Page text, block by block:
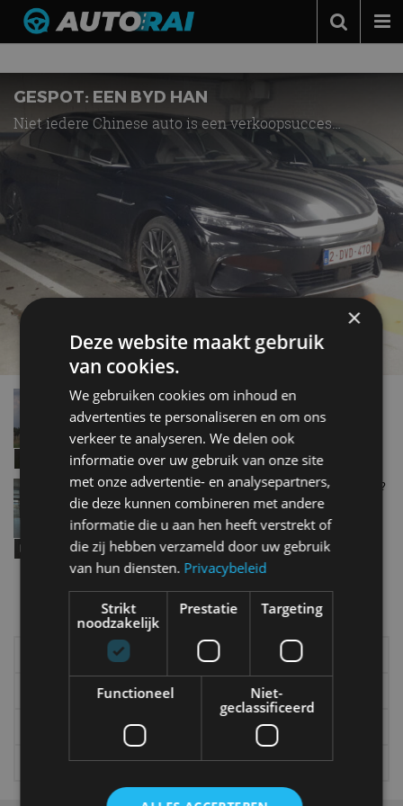
Podcast
Autotests
Automerken
Adverteren
Contact
MotorRAI.nl
Nieuws over
GESPOT: EEN BYD HAN
Niet iedere Chinese auto is een verkoopsucces…
Review – BYD Han (2023) – Deze draak van een
auto zit steengoed in elkaar, maar mist één ding
jul 2023
Walkaround: BYD Han, een budget Tesla Model S?
feb 2023
Meer autonieuws
Alle categorieën van AutoRAI.nl
Elektrisch
Autotests
Interview
Column
Gadgets
Tech
Video
Games
×
Deze website maakt gebruik
van cookies.
We gebruiken cookies om inhoud en
advertenties te personaliseren en om ons
verkeer te analyseren. We delen ook
informatie over uw gebruik van onze site
met onze advertentie- en analysepartners,
die deze kunnen combineren met andere
informatie die u aan hen heeft verstrekt of
die zij hebben verzameld door uw gebruik
van hun diensten. Privacybeleid
Strikt
noodzakelijk
Prestatie Targeting
Functioneel
Niet-
geclassificeerd